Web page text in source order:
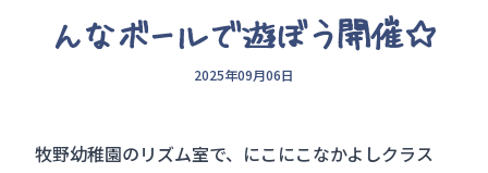
んなボールで遊ぼう開催☆
2025年09月06日
牧野幼稚園のリズム室で、にこにこなかよしクラス